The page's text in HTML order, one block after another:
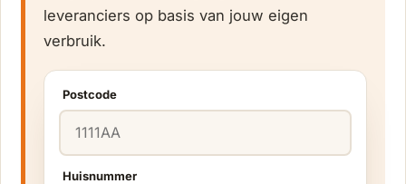
leveranciers op basis van jouw eigen
verbruik.
Postcode
Huisnummer